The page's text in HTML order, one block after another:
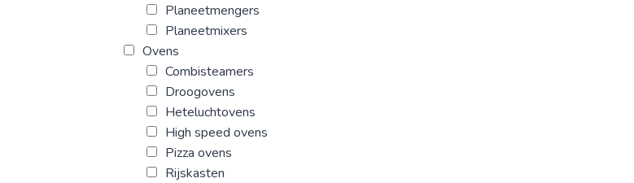
Planeetmengers
Planeetmixers
Ovens
Combisteamers
Droogovens
Heteluchtovens
High speed ovens
Pizza ovens
Rijskasten